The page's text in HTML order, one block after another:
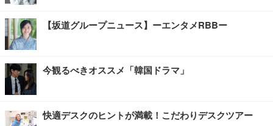
【坂道グループニュース】ーエンタメRBBー
今観るべきオススメ「韓国ドラマ」
快適デスクのヒントが満載！こだわりデスクツアー